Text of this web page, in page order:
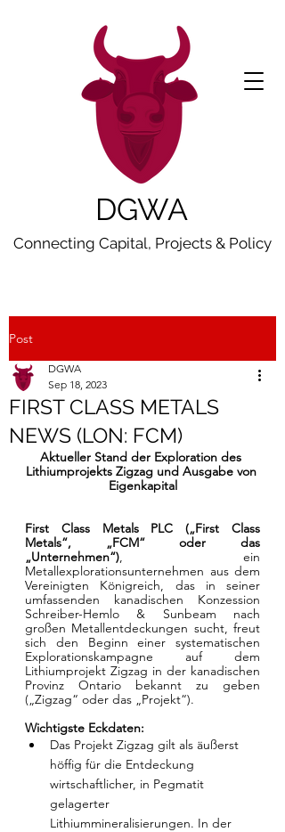
DGWA
Connecting Capital, Projects & Policy
Post
FIRST CLASS METALS
NEWS (LON: FCM)
DGWA
Sep 18, 2023
Aktueller Stand der Exploration des
Lithiumprojekts Zigzag und Ausgabe von
Eigenkapital
First Class Metals PLC („First Class
Metals“, „FCM“ oder das
„Unternehmen“), ein
Metallexplorationsunternehmen aus dem
Vereinigten Königreich, das in seiner
umfassenden kanadischen Konzession
Schreiber-Hemlo & Sunbeam nach
großen Metallentdeckungen sucht, freut
sich
den Beginn einer systematischen
Explorationskampagne auf dem
Lithiumprojekt Zigzag in der kanadischen
Provinz Ontario bekannt zu geben
(„Zigzag“ oder das „Projekt“).
Wichtigste Eckdaten:
Das Projekt Zigzag gilt als äußerst
höffig für die Entdeckung
wirtschaftlicher, in Pegmatit
gelagerter
Lithiummineralisierungen. In der